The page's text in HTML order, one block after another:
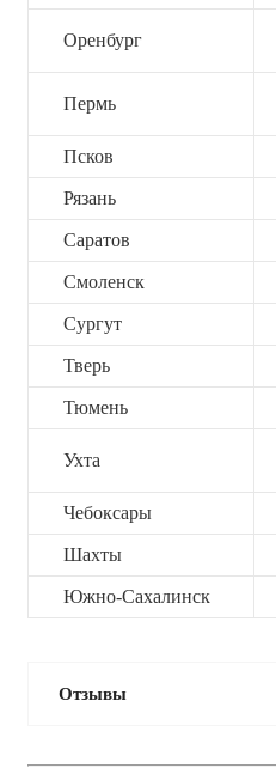
Оренбург
Пермь
Псков
Рязань
Саратов
Смоленск
Сургут
Тверь
Тюмень
Ухта
Чебоксары
Шахты
Южно-Сахалинск
Отзывы